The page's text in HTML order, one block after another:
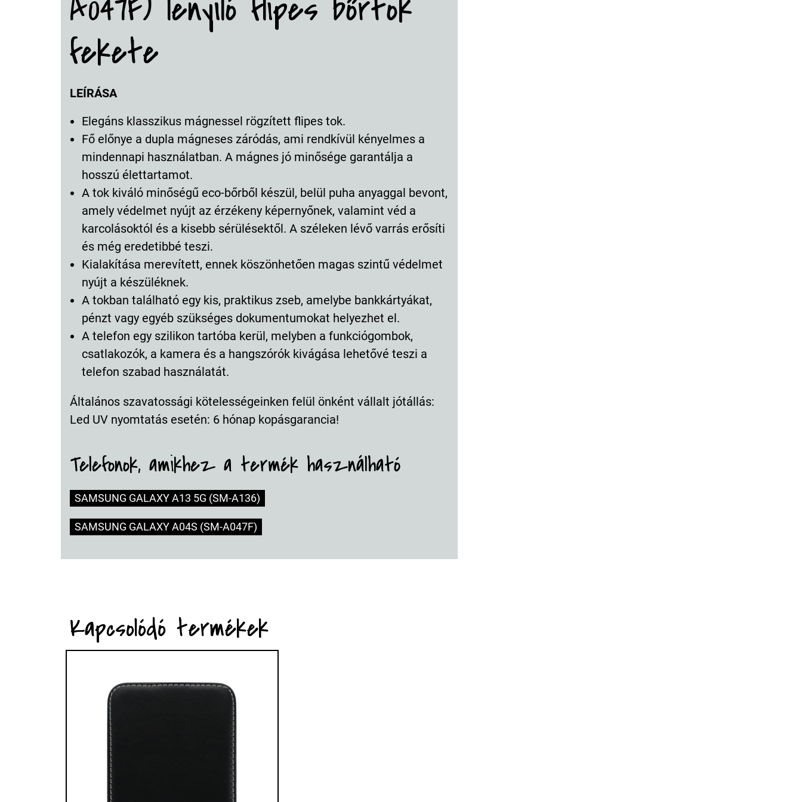
fekete
LEÍRÁSA
Elegáns klasszikus mágnessel rögzített flipes tok.
Fő előnye a dupla mágneses záródás, ami rendkívül kényelmes a
mindennapi használatban. A mágnes jó minősége garantálja a
hosszú élettartamot.
A tok kiváló minőségű eco-bőrből készül, belül puha anyaggal bevont,
amely védelmet nyújt az érzékeny képernyőnek, valamint véd a
karcolásoktól és a kisebb sérülésektől. A széleken lévő varrás erősíti
és még eredetibbé teszi.
Kialakítása merevített, ennek köszönhetően magas szintű védelmet
nyújt a készüléknek.
A tokban található egy kis, praktikus zseb, amelybe bankkártyákat,
pénzt vagy egyéb szükséges dokumentumokat helyezhet el.
A telefon egy szilikon tartóba kerül, melyben a funkciógombok,
csatlakozók, a kamera és a hangszórók kivágása lehetővé teszi a
telefon szabad használatát.
Általános szavatossági kötelességeinken felül önként vállalt jótállás:
Led UV nyomtatás esetén: 6 hónap kopásgarancia!
Telefonok, amikhez a termék használható
SAMSUNG GALAXY A13 5G (SM-A136)
SAMSUNG GALAXY A04S (SM-A047F)
Kapcsolódó termékek